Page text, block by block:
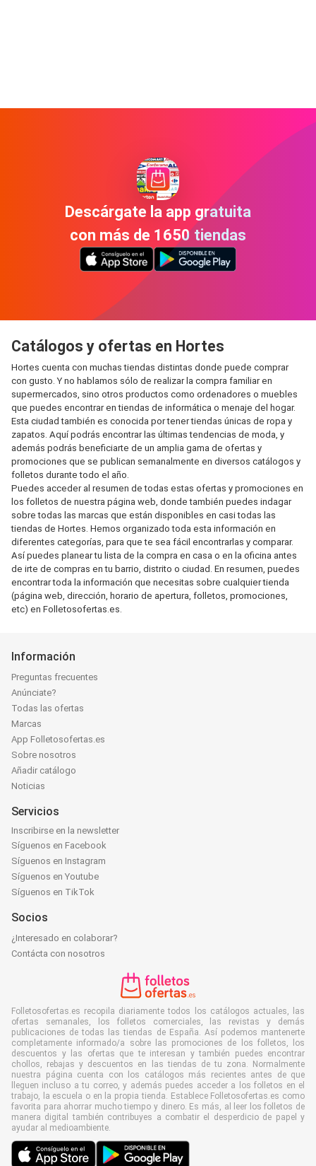
Descárgate la app gratuita
con más de 1650 tiendas
Catálogos y ofertas en Hortes
Hortes cuenta con muchas tiendas distintas donde puede comprar
con gusto. Y no hablamos sólo de realizar la compra familiar en
supermercados, sino otros productos como ordenadores o muebles
que puedes encontrar en tiendas de informática o menaje del hogar.
Esta ciudad también es conocida por tener tiendas únicas de ropa y
zapatos. Aquí podrás encontrar las últimas tendencias de moda, y
además podrás beneficiarte de un amplia gama de ofertas y
promociones que se publican semanalmente en diversos catálogos y
folletos durante todo el año.
Puedes acceder al resumen de todas estas ofertas y promociones en
los folletos de nuestra página web, donde también puedes indagar
sobre todas las marcas que están disponibles en casi todas las
tiendas de Hortes. Hemos organizado toda esta información en
diferentes categorías, para que te sea fácil encontrarlas y comparar.
Así puedes planear tu lista de la compra en casa o en la oficina antes
de irte de compras en tu barrio, distrito o ciudad. En resumen, puedes
encontrar toda la información que necesitas sobre cualquier tienda
(página web, dirección, horario de apertura, folletos, promociones,
etc) en Folletosofertas.es.
Información
Preguntas frecuentes
Anúnciate?
Todas las ofertas
Marcas
App Folletosofertas.es
Sobre nosotros
Añadir catálogo
Noticias
Servicios
Inscribirse en la newsletter
Síguenos en Facebook
Síguenos en Instagram
Síguenos en Youtube
Síguenos en TikTok
Socios
¿Interesado en colaborar?
Contácta con nosotros
Folletosofertas.es recopila diariamente todos los catálogos actuales, las
ofertas semanales, los folletos comerciales, las revistas y demás
publicaciones de todas las tiendas de España. Así podemos mantenerte
completamente informado/a sobre las promociones de los folletos, los
descuentos y las ofertas que te interesan y también puedes encontrar
chollos, rebajas y descuentos en las tiendas de tu zona. Normalmente
nuestra página cuenta con los catálogos más recientes antes de que
lleguen incluso a tu correo, y además puedes acceder a los folletos en el
trabajo, la escuela o en la propia tienda. Establece Folletosofertas.es como
favorita para ahorrar mucho tiempo y dinero. Es más, al leer los folletos de
manera digital también contribuyes a combatir el desperdicio de papel y
ayudar al medioambiente.